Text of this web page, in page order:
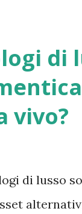
di
vivo?
di lusso